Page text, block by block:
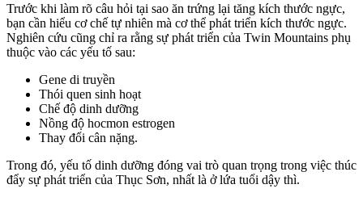
Trước khi làm rõ câu hỏi tại sao ăn trứng lại tăng kích thước ngực,
bạn cần hiểu cơ chế tự nhiên mà cơ thể phát triển kích thước ngực.
Nghiên cứu cũng chỉ ra rằng sự phát triển của Twin Mountains phụ
thuộc vào các yếu tố sau:
Gene di truyền
Thói quen sinh hoạt
Chế độ dinh dưỡng
Nồng độ hocmon estrogen
Thay đổi cân nặng.
Trong đó, yếu tố dinh dưỡng đóng vai trò quan trọng trong việc thúc
đẩy sự phát triển của Thục Sơn, nhất là ở lứa tuổi dậy thì.